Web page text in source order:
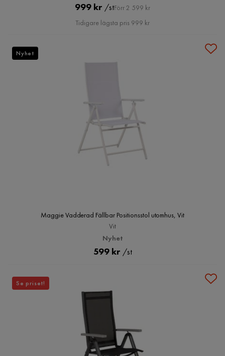
Pris
999 kr /stOriginal
Pris
Förr 2 599 kr
Tidigare lägsta pris 999 kr
Maggie Vadderad Fällbar Positionsstol utomhus, Vit
Vit
Nyhet
Pris
599 kr /st
Nyhet
Se priset!